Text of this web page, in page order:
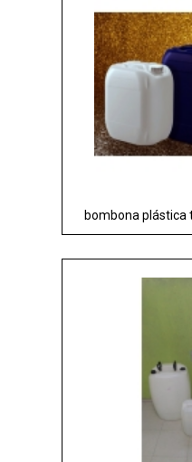
bombona